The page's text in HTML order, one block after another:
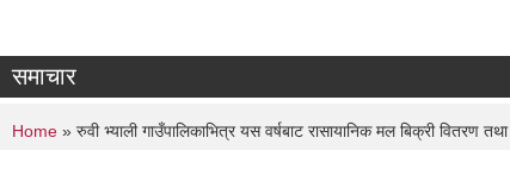
समाचार
You are here
Home » रुवी भ्याली गाउँपालिकाभित्र यस वर्षबाट रासायानिक मल बिक्री वितरण